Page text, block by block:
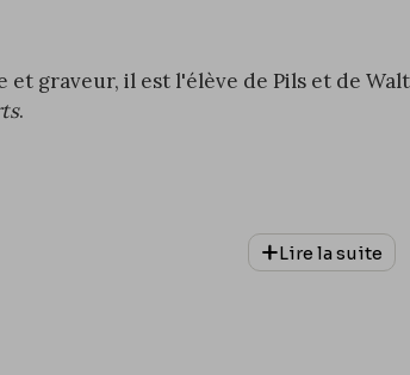
et graveur, il est l'élève de Pils et de
.
Lire la suite